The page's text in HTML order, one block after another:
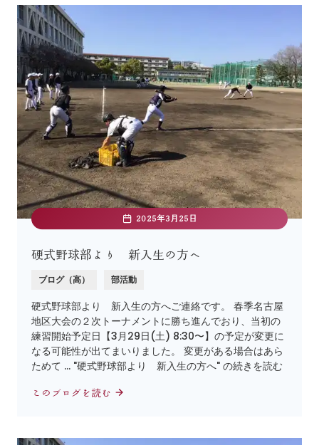
2025年3月25日
硬式野球部より 新入生の方へ
ブログ（高） 部活動
硬式野球部より 新入生の方へご連絡です。 春季名古屋
地区大会の２次トーナメントに勝ち進んでおり、当初の
練習開始予定日【3月29日(土) 8:30〜】の予定が変更に
なる可能性が出てまいりました。 変更がある場合はあら
ためて … "硬式野球部より 新入生の方へ" の続きを読む
このブログを読む